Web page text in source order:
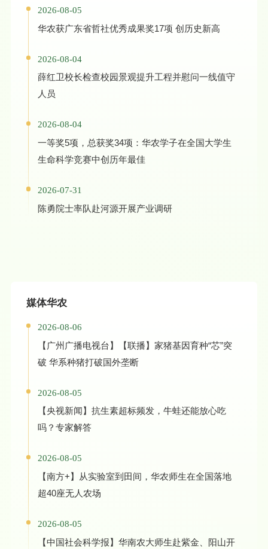
2026-08-05
华农获广东省哲社优秀成果奖17项 创历史新高
2026-08-04
薛红卫校长检查校园景观提升工程并慰问一线值守
人员
2026-08-04
一等奖5项，总获奖34项：华农学子在全国大学生
生命科学竞赛中创历年最佳
2026-07-31
陈勇院士率队赴河源开展产业调研
媒体华农
2026-08-06
【广州广播电视台】【联播】家猪基因育种“芯”突
破 华系种猪打破国外垄断
2026-08-05
【央视新闻】抗生素超标频发，牛蛙还能放心吃
吗？专家解答
2026-08-05
【南方+】从实验室到田间，华农师生在全国落地
超40座无人农场
2026-08-05
【中国社会科学报】华南农大师生赴紫金、阳山开